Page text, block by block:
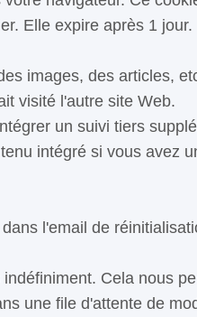
Elle expire après 1 jour.
images, des articles,
visité l'autre site Web.
un suivi tiers
intégré si vous avez
l'email de
Cela nous
une file d'attente de